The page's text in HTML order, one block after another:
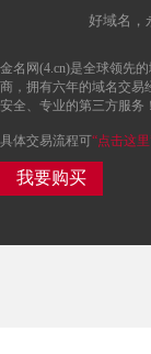
好域名，
金名网(4.cn)是全球领先
商，拥有六年的域名交易
安全、专业的第三方服务！
具体交易流程可“点击这里
我要购买